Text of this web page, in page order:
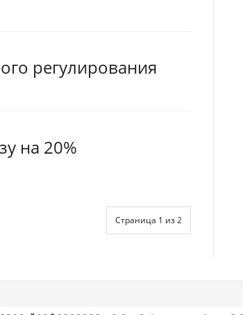
регулирования
на 20%
Страница 1 из 2